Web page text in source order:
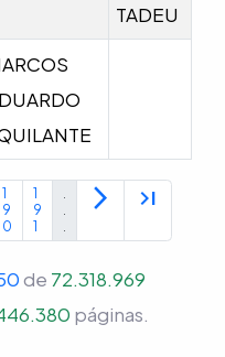
TADEU
1
9
0
1
9
1
.
.
.
arrow_forward_ios last_page
de 72.318.969
páginas.